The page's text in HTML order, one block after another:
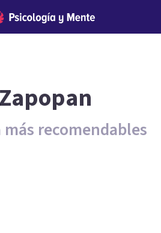
recomendables